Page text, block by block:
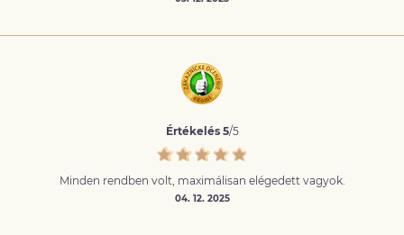
Értékelés 5/5
Minden rendben volt, maximálisan elégedett vagyok.
04. 12. 2025